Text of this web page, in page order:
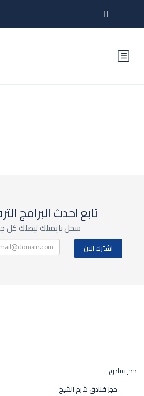
تابع احدث البرامج
سجل بايميلك ليصلك كل
حجز فنادق
حجز فنادق شرم الشيخ